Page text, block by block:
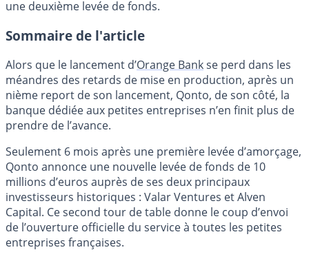
une deuxième levée de fonds.
Sommaire de l'article
Alors que le lancement d’Orange Bankse perd dans les
méandres des retards de mise en production, après un
nième report de son lancement, Qonto, de son côté, la
banque dédiée aux petites entreprises n’en finit plus de
prendre de l’avance.
Seulement 6 mois après une première levée d’amorçage,
Qonto annonce une nouvelle levée de fonds de 10
millions d’euros auprès de ses deux principaux
investisseurs historiques : Valar Ventures et Alven
Capital. Ce second tour de table donne le coup d’envoi
de l’ouverture officielle du service à toutes les petites
entreprises françaises.